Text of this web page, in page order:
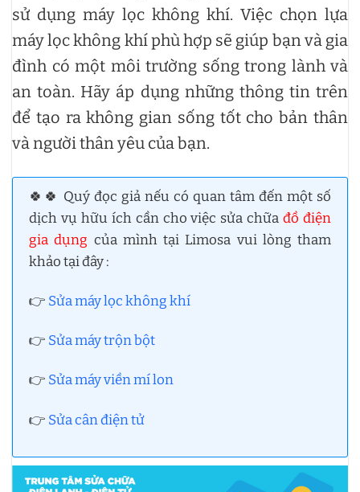
sử dụng máy lọc không khí. Việc chọn lựa
máy lọc không khí phù hợp sẽ giúp bạn và gia
đình có một môi trường sống trong lành và
an toàn. Hãy áp dụng những thông tin trên
để tạo ra không gian sống tốt cho bản thân
và người thân yêu của bạn.
🍀🍀 Quý đọc giả nếu có quan tâm đến một số
dịch vụ hữu ích cần cho việc sửa chữađồ điện
gia dụng của mình tại Limosa vui lòng tham
khảo tại đây :
👉 Sửa máy lọc không khí
👉 Sửa máy trộn bột
👉 Sửa máy viền mí lon
👉 Sửa cân điện tử